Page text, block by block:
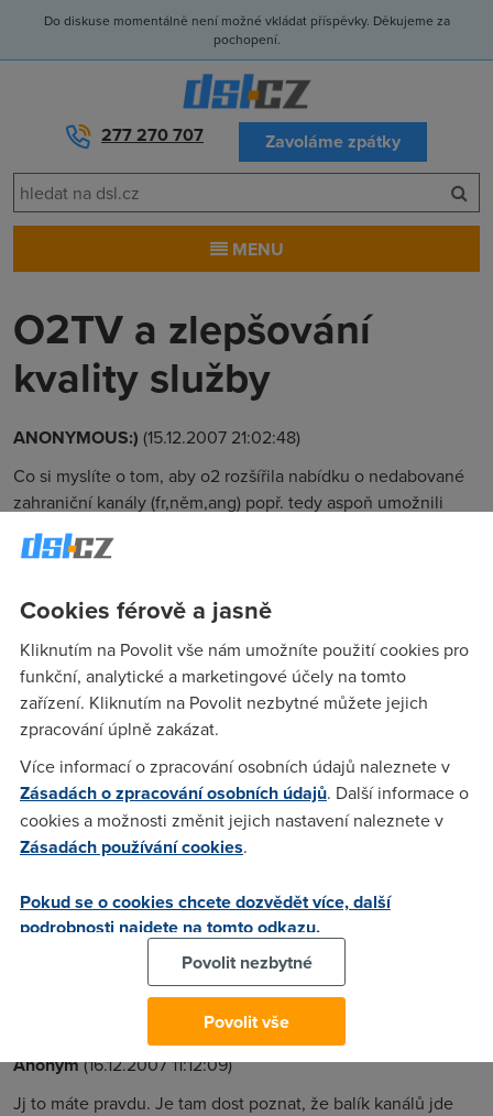
Do diskuse momentálně není možné vkládat příspěvky. Děkujeme za
pochopení.
277 270 707 Zavoláme zpátky
MENU
O2TV a zlepšování
kvality služby
ANONYMOUS:) (15.12.2007 21:02:48)
Co si myslíte o tom, aby o2 rozšířila nabídku o nedabované
zahraniční kanály (fr,něm,ang) popř. tedy aspoň umožnili
přepnout zvukou stopu na originální +Zavést volbu zapnutí
cizojazyčných titulků k pořadům (čím více jazyků tím lépe
posykytovatele "televize", který pomáhá vzdělávat. Myslím,
určitě hodně lidé přilákalo. Původně jsem to chtěl poslat
přímo o2, ale tady to bude asi lepší, zjistit jestli jsem s
takovým přáním samotný anebo je nás více :) Přece jen, je to
interaktivní TV, tak by myslím, měla nabízet nějaké ty
interaktivnější prvky.
Anonym(15.12.2007 21:55:53)
od výrobce (TV stanice),takže duální zvuk, titulky atd. jsou
záležitost TV stanice,nikoliv O2.A rozšíření programové
nabídky nebude problém technický,ale právní a finanční
(autorská práva a licenční poplatky za vysílání).
Anonym(16.12.2007 11:12:09)
Jj to máte pravdu. Je tam dost poznat, že balík kanálů jde
Cookies férově a jasně
Kliknutím na Povolit vše nám umožníte použití cookies pro
funkční, analytické a marketingové účely na tomto
zařízení. Kliknutím na Povolit nezbytné můžete jejich
zpracování úplně zakázat.
Více informací o zpracování osobních údajů naleznete v
Zásadách o zpracování osobních údajů. Další informace o
cookies a možnosti změnit jejich nastavení naleznete v
Zásadách používání cookies.
Pokud se o cookies chcete dozvědět více, další
podrobnosti najdete na tomto odkazu.
Povolit nezbytné
Povolit vše